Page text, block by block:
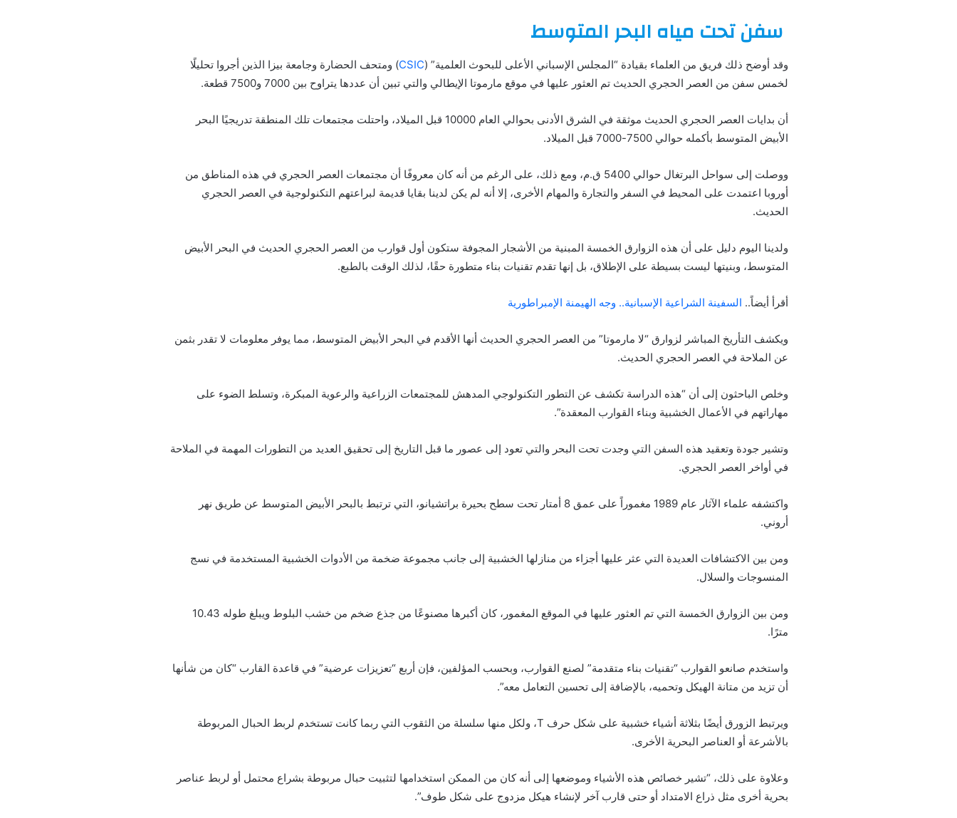
سفن تحت مياه البحر المتوسط
وقد أوضح ذلك فريق من العلماء بقيادة “المجلس الإسباني الأعلى للبحوث العلمية” (CSIC) ومتحف الحضارة وجامعة بيزا الذين أجروا تحليلًا
لخمس سفن من العصر الحجري الحديث تم العثور عليها في موقع مارموتا الإيطالي والتي تبين أن عددها يتراوح بين 7000 و7500 قطعة.
أن بدايات العصر الحجري الحديث موثقة في الشرق الأدنى بحوالي العام 10000 قبل الميلاد، واحتلت مجتمعات تلك المنطقة تدريجيًا البحر
الأبيض المتوسط ​​بأكمله حوالي 7500-7000 قبل الميلاد.
ووصلت إلى سواحل البرتغال حوالي 5400 ق.م، ومع ذلك، على الرغم من أنه كان معروفًا أن مجتمعات العصر الحجري في هذه المناطق من
أوروبا اعتمدت على المحيط في السفر والتجارة والمهام الأخرى، إلا أنه لم يكن لدينا بقايا قديمة لبراعتهم التكنولوجية في العصر الحجري
الحديث.
ولدينا اليوم دليل على أن هذه الزوارق الخمسة المبنية من الأشجار المجوفة ستكون أول قوارب من العصر الحجري الحديث في البحر الأبيض
المتوسط، وبنيتها ليست بسيطة على الإطلاق، بل إنها تقدم تقنيات بناء متطورة حقًا، لذلك الوقت بالطبع.
أقرأ أيضاً.. السفينة الشراعية الإسبانية.. وجه الهيمنة الإمبراطورية
ويكشف التأريخ المباشر لزوارق “لا مارموتا” من العصر الحجري الحديث أنها الأقدم في البحر الأبيض المتوسط، مما يوفر معلومات لا تقدر بثمن
عن الملاحة في العصر الحجري الحديث.
وخلص الباحثون إلى أن “هذه الدراسة تكشف عن التطور التكنولوجي المدهش للمجتمعات الزراعية والرعوية المبكرة، وتسلط الضوء على
مهاراتهم في الأعمال الخشبية وبناء القوارب المعقدة”.
وتشير جودة وتعقيد هذه السفن التي وجدت تحت البحر والتي تعود إلى عصور ما قبل التاريخ إلى تحقيق العديد من التطورات المهمة في الملاحة
في أواخر العصر الحجري.
واكتشفه علماء الآثار عام 1989 مغموراً على عمق 8 أمتار تحت سطح بحيرة براتشيانو، التي ترتبط بالبحر الأبيض المتوسط ​​عن طريق نهر
أروني.
ومن بين الاكتشافات العديدة التي عثر عليها أجزاء من منازلها الخشبية إلى جانب مجموعة ضخمة من الأدوات الخشبية المستخدمة في نسج
المنسوجات والسلال.
ومن بين الزوارق الخمسة التي تم العثور عليها في الموقع المغمور، كان أكبرها مصنوعًا من جذع ضخم من خشب البلوط ويبلغ طوله 10.43
مترًا.
واستخدم صانعو القوارب “تقنيات بناء متقدمة” لصنع القوارب، وبحسب المؤلفين، فإن أربع “تعزيزات عرضية” في قاعدة القارب “كان من شأنها
أن تزيد من متانة الهيكل وتحميه، بالإضافة إلى تحسين التعامل معه”.
ويرتبط الزورق أيضًا بثلاثة أشياء خشبية على شكل حرف T، ولكل منها سلسلة من الثقوب التي ربما كانت تستخدم لربط الحبال المربوطة
بالأشرعة أو العناصر البحرية الأخرى.
وعلاوة على ذلك، “تشير خصائص هذه الأشياء وموضعها إلى أنه كان من الممكن استخدامها لتثبيت حبال مربوطة بشراع محتمل أو لربط عناصر
بحرية أخرى مثل ذراع الامتداد أو حتى قارب آخر لإنشاء هيكل مزدوج على شكل طوف”.